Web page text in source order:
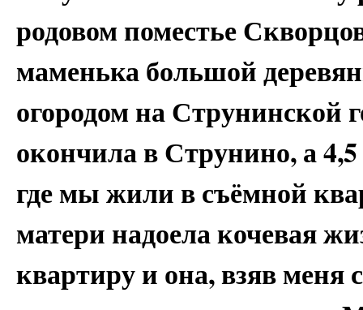
родовом поместье
маменька большой
огородом на Струнинской
окончила в Струнино, а
где мы жили в съёмной
матери надоела кочевая
квартиру и она, взяв меня